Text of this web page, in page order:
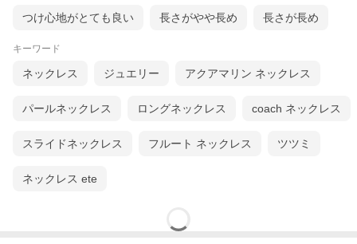
つけ心地がとても良い 長さがやや長め 長さが長め
キーワード
ネックレス ジュエリー アクアマリン ネックレス
パールネックレス ロングネックレス coach ネックレス
スライドネックレス フルート ネックレス ツツミ
ネックレス ete